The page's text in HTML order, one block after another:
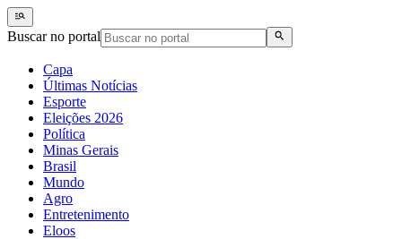
Buscar no portal
Capa
Últimas Notícias
Esporte
Eleições 2026
Política
Minas Gerais
Brasil
Mundo
Agro
Entretenimento
Eloos